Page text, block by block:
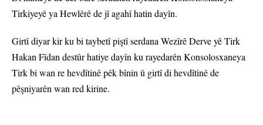
Tirkiyeyê ya Hewlêrê de jî agahî hatin dayîn.
Girtî diyar kir ku bi taybetî piştî serdana Wezîrê Derve yê Tirk
Hakan Fîdan destûr hatiye dayîn ku rayedarên Konsolosxaneya
Tirk bi wan re hevdîtinê pêk bînin û girtî di hevdîtinê de
pêşniyarên wan red kirine.